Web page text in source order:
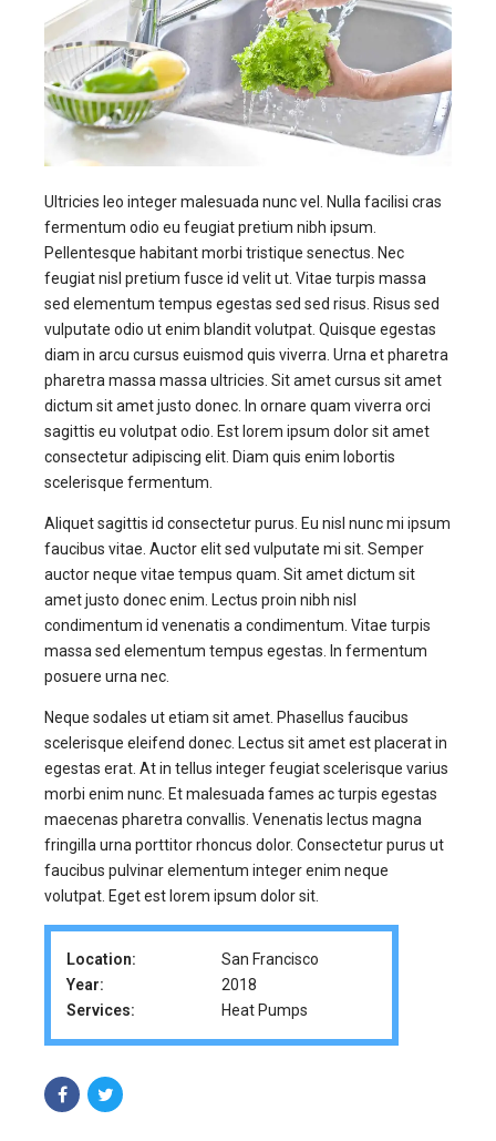
Ultricies leo integer malesuada nunc vel. Nulla facilisi cras
fermentum odio eu feugiat pretium nibh ipsum.
Pellentesque habitant morbi tristique senectus. Nec
feugiat nisl pretium fusce id velit ut. Vitae turpis massa
sed elementum tempus egestas sed sed risus. Risus sed
vulputate odio ut enim blandit volutpat. Quisque egestas
diam in arcu cursus euismod quis viverra. Urna et pharetra
pharetra massa massa ultricies. Sit amet cursus sit amet
dictum sit amet justo donec. In ornare quam viverra orci
sagittis eu volutpat odio. Est lorem ipsum dolor sit amet
consectetur adipiscing elit. Diam quis enim lobortis
scelerisque fermentum.
Aliquet sagittis id consectetur purus. Eu nisl nunc mi ipsum
faucibus vitae. Auctor elit sed vulputate mi sit. Semper
auctor neque vitae tempus quam. Sit amet dictum sit
amet justo donec enim. Lectus proin nibh nisl
condimentum id venenatis a condimentum. Vitae turpis
massa sed elementum tempus egestas. In fermentum
posuere urna nec.
Neque sodales ut etiam sit amet. Phasellus faucibus
scelerisque eleifend donec. Lectus sit amet est placerat in
egestas erat. At in tellus integer feugiat scelerisque varius
morbi enim nunc. Et malesuada fames ac turpis egestas
maecenas pharetra convallis. Venenatis lectus magna
fringilla urna porttitor rhoncus dolor. Consectetur purus ut
faucibus pulvinar elementum integer enim neque
volutpat. Eget est lorem ipsum dolor sit.
Location:
San Francisco
Year:
2018
Services:
Heat Pumps